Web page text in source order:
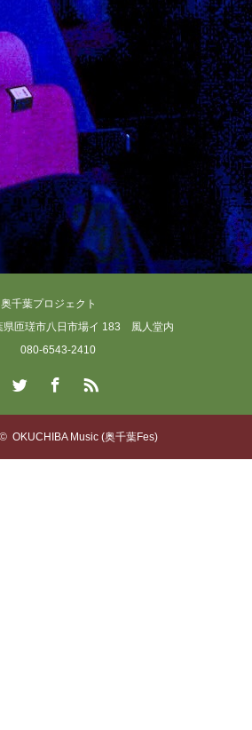
奥千葉プロジェクト
県匝瑳市八日市場イ 183 風人堂内
080-6543-2410
OKUCHIBA Music (奥千葉Fes)